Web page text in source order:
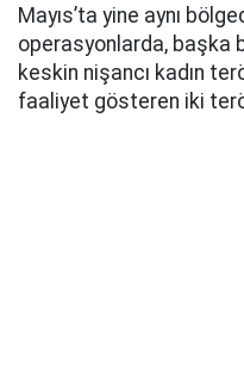
Mayıs’ta yine aynı
operasyonlarda, başka
keskin nişancı kadın
faaliyet gösteren iki